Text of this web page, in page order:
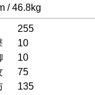
/ 46.8kg
255
10
10
75
135